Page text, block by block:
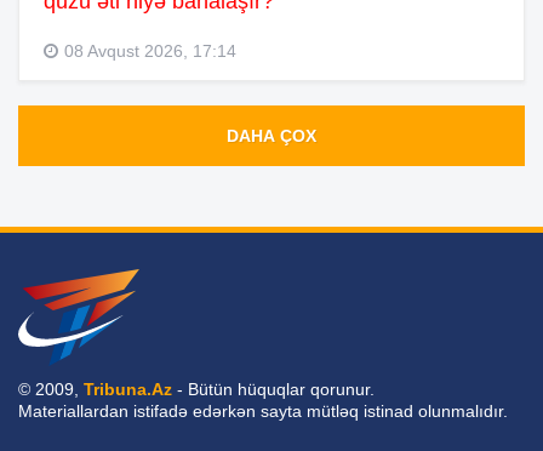
08 Avqust 2026, 17:14
DAHA ÇOX
© 2009, Tribuna.Az - Bütün hüquqlar qorunur.
Materiallardan istifadə edərkən sayta mütləq istinad olunmalıdır.